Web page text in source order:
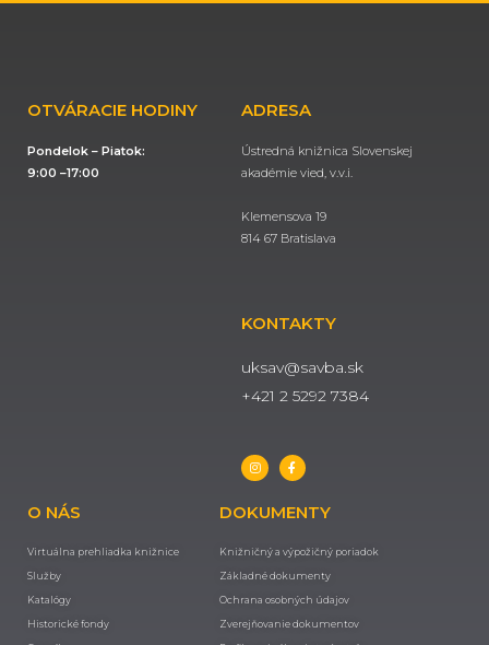
OTVÁRACIE HODINY
Pondelok – Piatok:
9:00 –17:00
ADRESA
Ústredná knižnica Slovenskej
akadémie vied, v.v.i.
Klemensova 19
814 67 Bratislava
KONTAKTY
uksav@savba.sk
+421 2 5292 7384
O NÁS
Virtuálna prehliadka knižnice
Služby
Katalógy
Historické fondy
DOKUMENTY
Knižničný a výpožičný poriadok
Základné dokumenty
Ochrana osobných údajov
Zverejňovanie dokumentov